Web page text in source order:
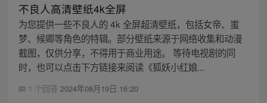
不良人高清壁纸4k全屏
为您提供一些不良人的 4k 全屏超清壁纸，包括女帝、蚩
梦、候卿等角色的特辑。部分壁纸来源于网络收集和动漫
截图，仅供分享，不得用于商业用途。 等待电视剧的同
时，也可以点击下方链接来阅读《狐妖小红娘...
1 个回答 2024年08月19日 16:20